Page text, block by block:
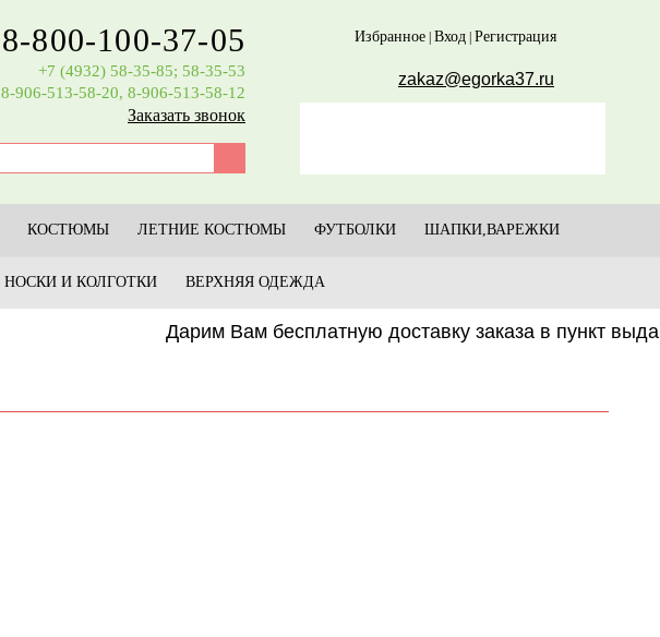
8-800-100-37-05
+7 (4932) 58-35-85; 58-35-53
8-906-513-58-20, 8-906-513-58-12
Заказать звонок
zakaz@egorka37.ru
Избранное Вход Регистрация
КОСТЮМЫ ЛЕТНИЕ КОСТЮМЫ ФУТБОЛКИ ШАПКИ,ВАРЕЖКИ
НОСКИ И КОЛГОТКИ ВЕРХНЯЯ ОДЕЖДА
Дарим Вам бесплатную доставку заказа в пункт